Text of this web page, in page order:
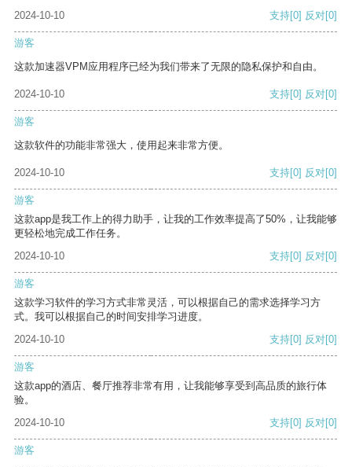
2024-10-10 支持[0] 反对[0]
游客
这款加速器VPM应用程序已经为我们带来了无限的隐私保护和自由。
2024-10-10 支持[0] 反对[0]
游客
这款软件的功能非常强大，使用起来非常方便。
2024-10-10 支持[0] 反对[0]
游客
这款app是我工作上的得力助手，让我的工作效率提高了50%，让我能够
更轻松地完成工作任务。
2024-10-10
支持[0] 反对[0]
游客
这款学习软件的学习方式非常灵活，可以根据自己的需求选择学习方
式。我可以根据自己的时间安排学习进度。
2024-10-10
支持[0] 反对[0]
游客
这款app的酒店、餐厅推荐非常有用，让我能够享受到高品质的旅行体
验。
2024-10-10
支持[0] 反对[0]
游客